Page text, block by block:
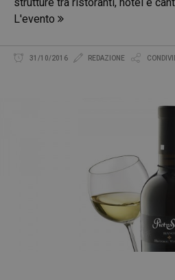
L'evento
31/10/2016 REDAZIONE